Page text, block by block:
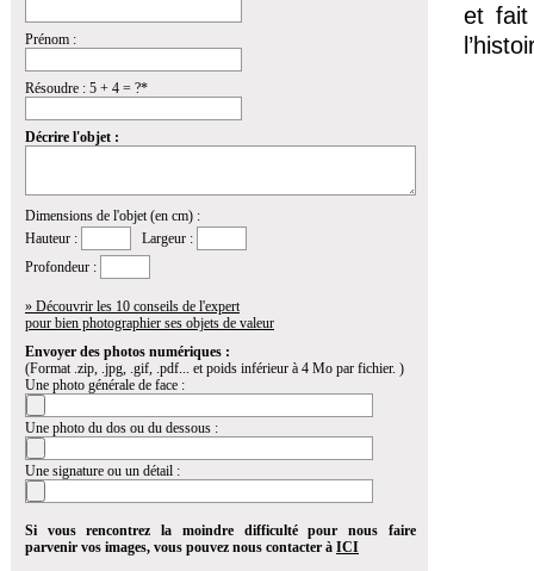
Prénom :
Résoudre : 5 + 4 = ?*
Décrire l'objet :
Dimensions de l'objet (en cm) :
Hauteur :
Largeur :
Profondeur :
» Découvrir les 10 conseils de l'expert
pour bien photographier ses objets de valeur
Envoyer des photos numériques :
(Format .zip, .jpg, .gif, .pdf... et poids inférieur à 4 Mo par fichier. )
Une photo générale de face :
Une photo du dos ou du dessous :
Une signature ou un détail :
Si vous rencontrez la moindre difficulté pour nous faire
parvenir vos images, vous pouvez nous contacter à ICI
et fait